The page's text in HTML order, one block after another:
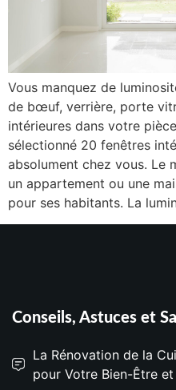
Vous manquez de
de bœuf, verrière, porte
intérieures dans votre
sélectionné 20 fenêtres
absolument chez vous. Le
un appartement ou une
pour ses habitants. La
Conseils, Astuces et
La Rénovation de la
pour Votre Bien-Être